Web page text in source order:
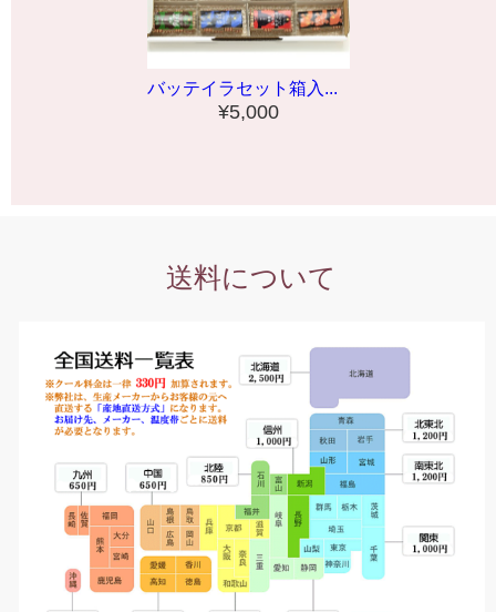
バッテイラセット箱入...
¥5,000
送料について